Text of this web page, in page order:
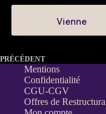
Vienne
PRÉCÉDENT
Mentions
Confidentialité
CGU-CGV
Offres de